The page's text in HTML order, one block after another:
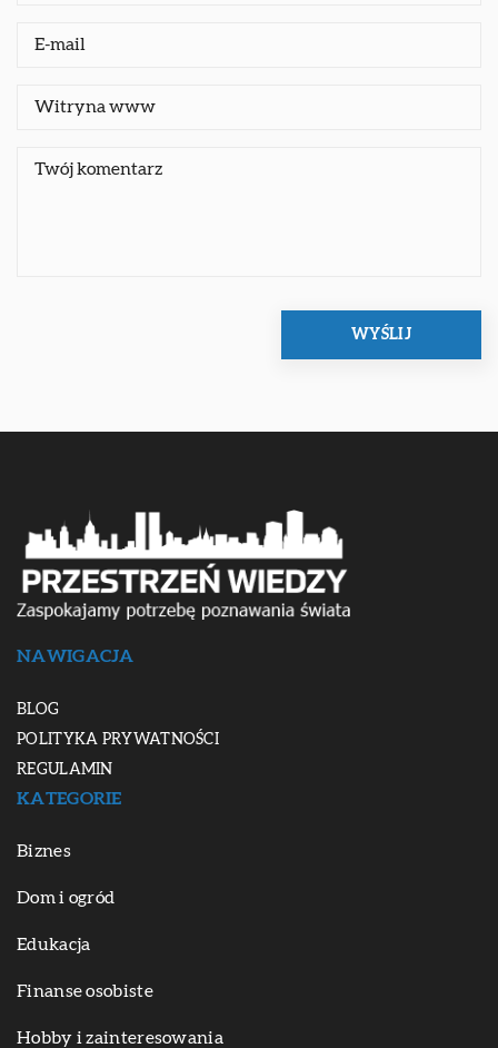
NAWIGACJA
BLOG
POLITYKA PRYWATNOŚCI
REGULAMIN
KATEGORIE
Biznes
Dom i ogród
Edukacja
Finanse osobiste
Hobby i zainteresowania